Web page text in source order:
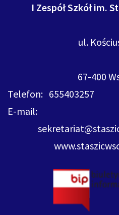
I Zespół Szkół im.
ul.
67-400
Telefon: 655403257
E-mail: